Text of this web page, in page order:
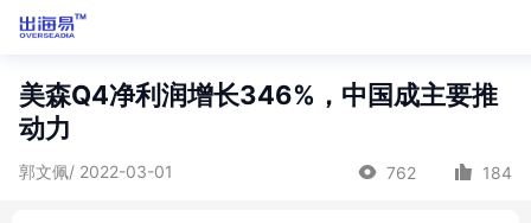
美森Q4净利润增长346%，中国成主要推
动力
郭文佩/ 2022-03-01 762 184